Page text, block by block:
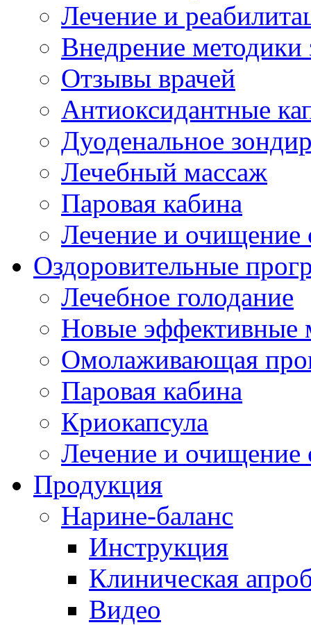
Лечение и
Внедрение методики
Отзывы врачей
Антиоксидантные
Дуоденальное
Лечебный массаж
Паровая кабина
Лечение и очищение
Оздоровительные
Лечебное голодание
Новые эффективные
Омолаживающая
Паровая кабина
Криокапсула
Лечение и очищение
Продукция
Нарине-баланс
Инструкция
Клиническая
Видео